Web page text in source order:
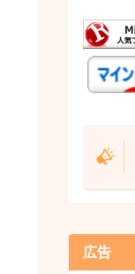
広告